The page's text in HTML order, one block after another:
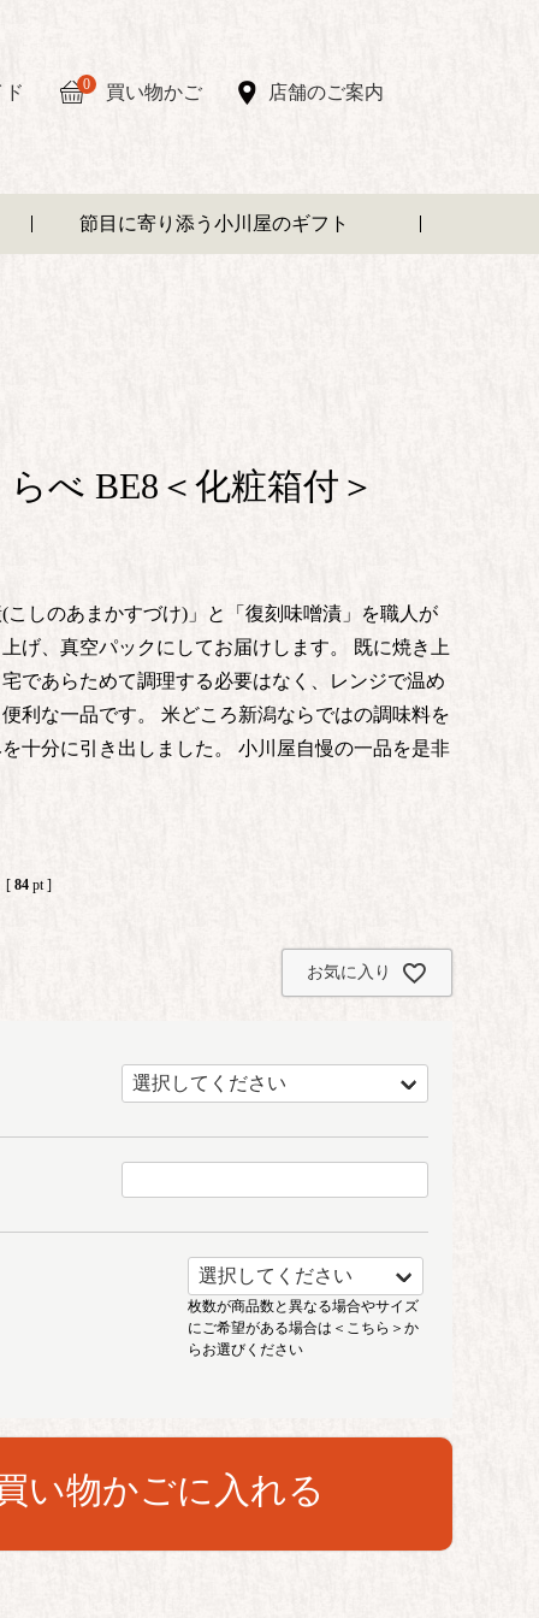
0 買い物かご 店舗のご案内
節目に寄り添う小川屋のギフト
べ BE8＜化粧箱付＞
こしのあまかすづけ)」と「復刻味噌漬」を職人が
げ、真空パックにしてお届けします。 既に焼き上
であらためて調理する必要はなく、レンジで温め
利な一品です。 米どころ新潟ならではの調味料を
十分に引き出しました。 小川屋自慢の一品を是非
[ 84 pt ]
お気に入り
い物かごに入れる
枚数が商品数と異なる場合やサイズ
にご希望がある場合は ＜こちら＞ か
らお選びください